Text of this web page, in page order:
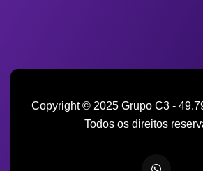
Copyright © 2025 Grupo C3 -
Todos os direitos